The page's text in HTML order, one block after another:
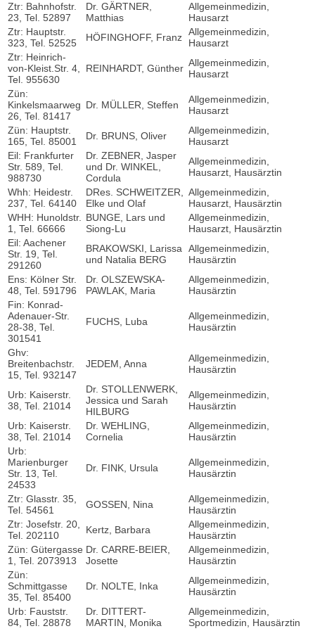
Ztr: Bahnhofstr.
23, Tel. 52897
Dr. GÄRTNER,
Matthias
Allgemeinmedizin,
Hausarzt
Ztr: Hauptstr.
323, Tel. 52525
HÖFINGHOFF, Franz Allgemeinmedizin,
Hausarzt
Ztr: Heinrich-
von-Kleist.Str. 4,
Tel. 955630
REINHARDT, Günther Allgemeinmedizin,
Hausarzt
Zün:
Kinkelsmaarweg
26, Tel. 81417
Dr. MÜLLER, Steffen
Allgemeinmedizin,
Hausarzt
Zün: Hauptstr.
165, Tel. 85001
Dr. BRUNS, Oliver
Allgemeinmedizin,
Hausarzt
Eil: Frankfurter
Str. 589, Tel.
988730
Dr. ZEBNER, Jasper
und Dr. WINKEL,
Cordula
Allgemeinmedizin,
Hausarzt, Hausärztin
Whh: Heidestr.
237, Tel. 64140
DRes. SCHWEITZER,
Elke und Olaf
Allgemeinmedizin,
Hausarzt, Hausärztin
WHH: Hunoldstr.
1, Tel. 66666
BUNGE, Lars und
Siong-Lu
Allgemeinmedizin,
Hausarzt, Hausärztin
Eil: Aachener
Str. 19, Tel.
291260
BRAKOWSKI, Larissa
und Natalia BERG
Allgemeinmedizin,
Hausärztin
Ens: Kölner Str.
48, Tel. 591796
Dr. OLSZEWSKA-
PAWLAK, Maria
Allgemeinmedizin,
Hausärztin
Fin: Konrad-
Adenauer-Str.
28-38, Tel.
301541
FUCHS, Luba
Allgemeinmedizin,
Hausärztin
Ghv:
Breitenbachstr.
15, Tel. 932147
JEDEM, Anna
Allgemeinmedizin,
Hausärztin
Urb: Kaiserstr.
38, Tel. 21014
Dr. STOLLENWERK,
Jessica und Sarah
HILBURG
Allgemeinmedizin,
Hausärztin
Urb: Kaiserstr.
38, Tel. 21014
Dr. WEHLING,
Cornelia
Allgemeinmedizin,
Hausärztin
Urb:
Marienburger
Str. 13, Tel.
24533
Dr. FINK, Ursula
Allgemeinmedizin,
Hausärztin
Ztr: Glasstr. 35,
Tel. 54561
GOSSEN, Nina
Allgemeinmedizin,
Hausärztin
Ztr: Josefstr. 20,
Tel. 202110
Kertz, Barbara
Allgemeinmedizin,
Hausärztin
Zün: Gütergasse
1, Tel. 2073913
Dr. CARRE-BEIER,
Josette
Allgemeinmedizin,
Hausärztin
Zün:
Schmittgasse
35, Tel. 85400
Dr. NOLTE, Inka
Allgemeinmedizin,
Hausärztin
Urb: Fauststr.
84, Tel. 28878
Dr. DITTERT-
MARTIN, Monika
Allgemeinmedizin,
Sportmedizin, Hausärztin